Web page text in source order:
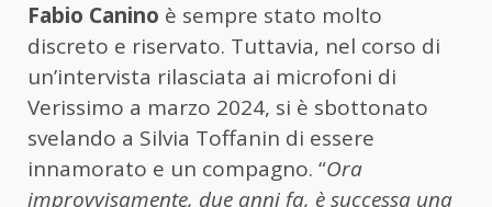
Fabio Canino è sempre stato molto
discreto e riservato. Tuttavia, nel corso di
un’intervista rilasciata ai microfoni di
Verissimo a marzo 2024, si è sbottonato
svelando a Silvia Toffanin di essere
innamorato e un compagno. “Ora
improvvisamente, due anni fa, è successa una